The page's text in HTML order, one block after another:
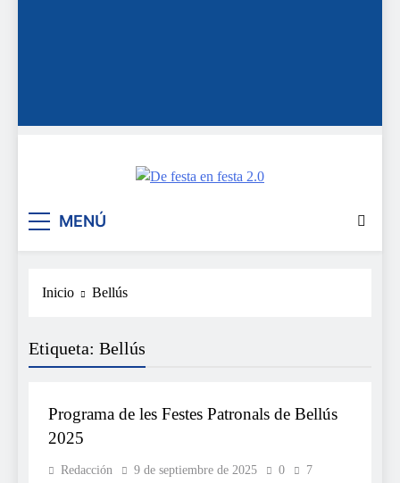
MENÚ
Inicio Bellús
Etiqueta: Bellús
FESTES
Programa de les Festes Patronals de Bellús
2025
Redacción 9 de septiembre de 2025 0
7